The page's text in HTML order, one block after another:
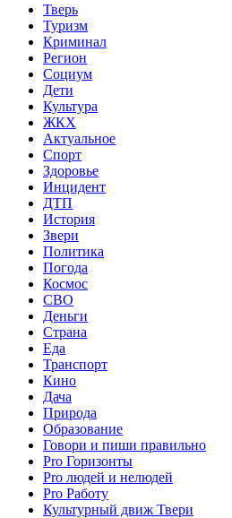
Тверь
Туризм
Криминал
Регион
Социум
Дети
Культура
ЖКХ
Актуальное
Спорт
Здоровье
Инцидент
ДТП
История
Звери
Политика
Погода
Космос
СВО
Деньги
Страна
Еда
Транспорт
Кино
Дача
Природа
Образование
Говори и пиши правильно
Pro Горизонты
Pro людей и нелюдей
Pro Работу
Культурный движ Твери